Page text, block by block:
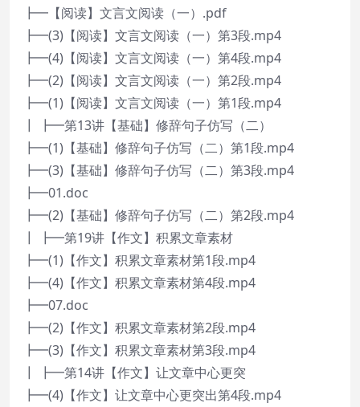
┣━【阅读】文言文阅读（一）.pdf
┣━(3)【阅读】文言文阅读（一）第3段.mp4
┣━(4)【阅读】文言文阅读（一）第4段.mp4
┣━(2)【阅读】文言文阅读（一）第2段.mp4
┣━(1)【阅读】文言文阅读（一）第1段.mp4
┃ ┣━第13讲【基础】修辞句子仿写（二）
┣━(1)【基础】修辞句子仿写（二）第1段.mp4
┣━(3)【基础】修辞句子仿写（二）第3段.mp4
┣━01.doc
┣━(2)【基础】修辞句子仿写（二）第2段.mp4
┃ ┣━第19讲【作文】积累文章素材
┣━(1)【作文】积累文章素材第1段.mp4
┣━(4)【作文】积累文章素材第4段.mp4
┣━07.doc
┣━(2)【作文】积累文章素材第2段.mp4
┣━(3)【作文】积累文章素材第3段.mp4
┃ ┣━第14讲【作文】让文章中心更突
┣━(4)【作文】让文章中心更突出第4段.mp4